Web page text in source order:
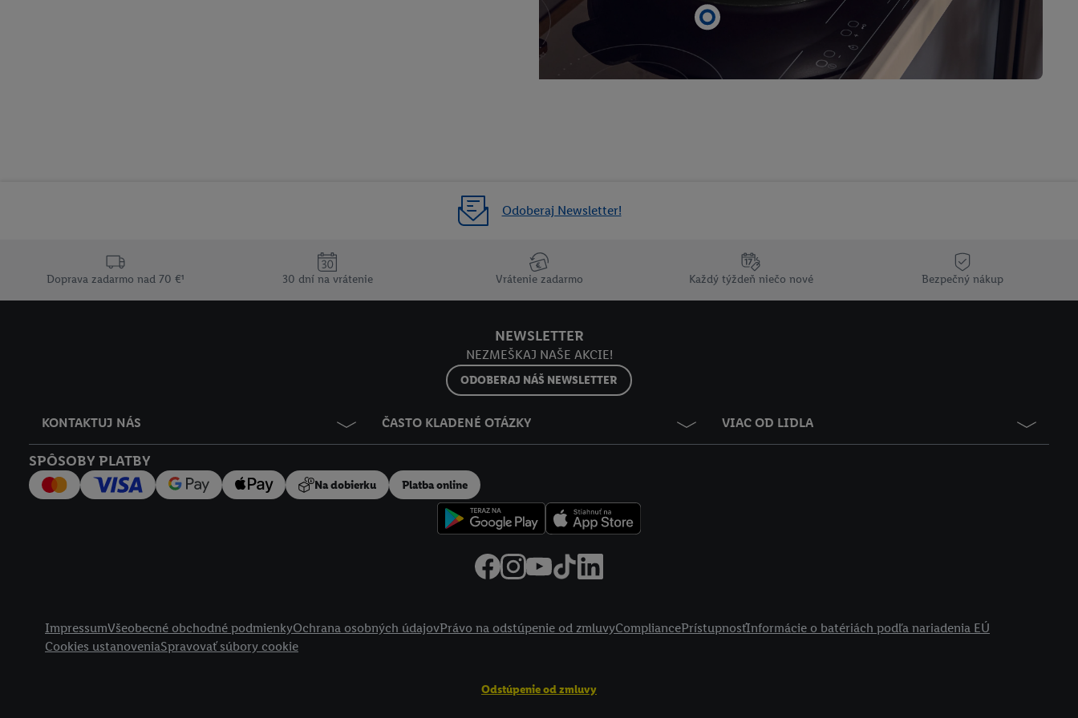
Odoberaj Newsletter!
Doprava zadarmo nad 70 €¹ 30 dní na vrátenie Vrátenie zadarmo Každý týždeň niečo nové Bezpečný nákup
NEWSLETTER
NEZMEŠKAJ NAŠE AKCIE!
ODOBERAJ NÁŠ NEWSLETTER
KONTAKTUJ NÁS ČASTO KLADENÉ OTÁZKY VIAC OD LIDLA
SPÔSOBY PLATBY
Na dobierku Platba online
ImpressumVšeobecné obchodné podmienkyOchrana osobných údajovPrávo na odstúpenie od zmluvyCompliancePrístupnosťInformácie o batériách podľa nariadenia EÚ
Cookies ustanoveniaSpravovať súbory cookie
Odstúpenie od zmluvy